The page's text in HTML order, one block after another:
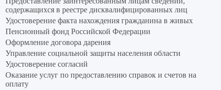
содержащихся в реестре дисквалифицированных лиц
Удостоверение факта нахождения гражданина в живых
Пенсионный фонд Российской Федерации
Оформление договора дарения
Управление социальной защиты населения области
Удостоверение согласий
Оказание услуг по предоставлению справок и счетов на
оплату